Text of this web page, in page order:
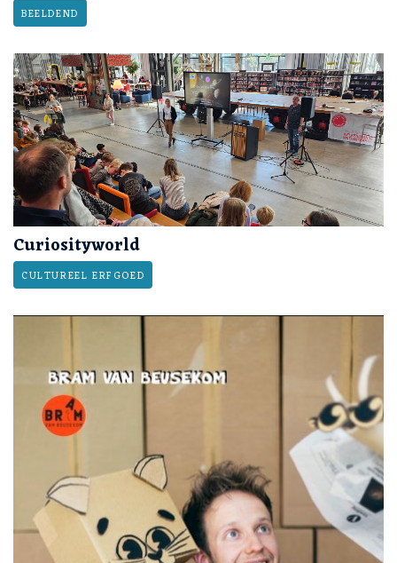
BEELDEND
Curiosityworld
CULTUREEL ERFGOED